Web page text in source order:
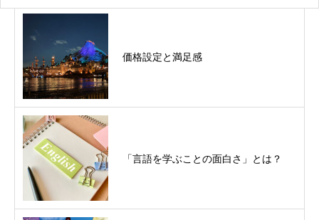
価格設定と満足感
「言語を学ぶことの面白さ」とは？